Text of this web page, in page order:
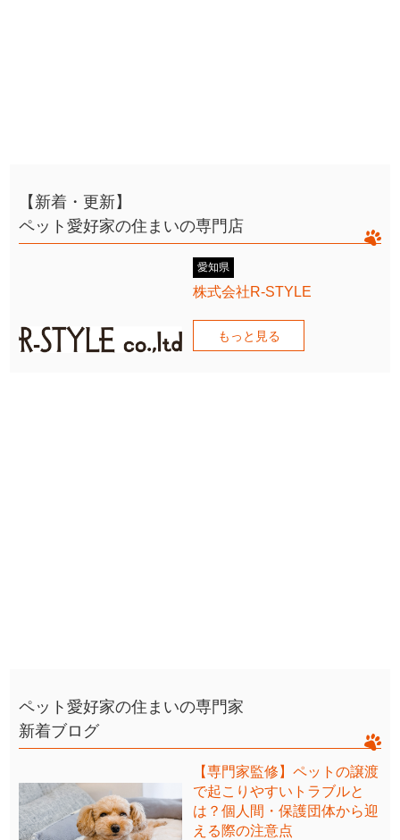
【新着・更新】
ペット愛好家の住まいの専門店
愛知県
株式会社R-STYLE
もっと見る
ペット愛好家の住まいの専門家
新着ブログ
【専門家監修】ペットの譲渡
で起こりやすいトラブルと
は？個人間・保護団体から迎
える際の注意点